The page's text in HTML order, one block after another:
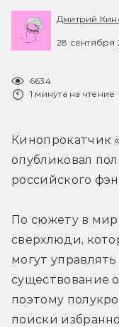
Дмитрий
28 сентября
6634
1 минута на чтение
Кинопрокатчик
опубликовал
российского
По сюжету в
сверхлюди,
могут
существование
поэтому
поиски